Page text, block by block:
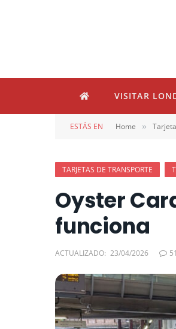
VISITAR
ESTÁS EN Home »
TARJETAS DE TRANSPORTE
Oyster
funciona
ACTUALIZADO: 23/04/2026